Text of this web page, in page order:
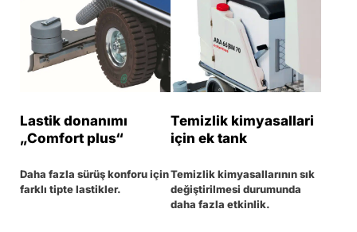
Lastik donanımı
„Comfort plus“
Daha fazla sürüş konforu için
farklı tipte lastikler.
Temizlik kimyasallari
için ek tank
Temizlik kimyasallarının sık
değiştirilmesi durumunda
daha fazla etkinlik.